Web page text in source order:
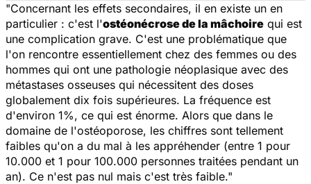
"Concernant les effets secondaires, il en existe un en
particulier : c'est l'ostéonécrose de la mâchoire qui est
une complication grave. C'est une problématique que
l'on rencontre essentiellement chez des femmes ou des
hommes qui ont une pathologie néoplasique avec des
métastases osseuses qui nécessitent des doses
globalement dix fois supérieures. La fréquence est
d'environ 1%, ce qui est énorme. Alors que dans le
domaine de l'ostéoporose, les chiffres sont tellement
faibles qu'on a du mal à les appréhender (entre 1 pour
10.000 et 1 pour 100.000 personnes traitées pendant un
an). Ce n'est pas nul mais c'est très faible."